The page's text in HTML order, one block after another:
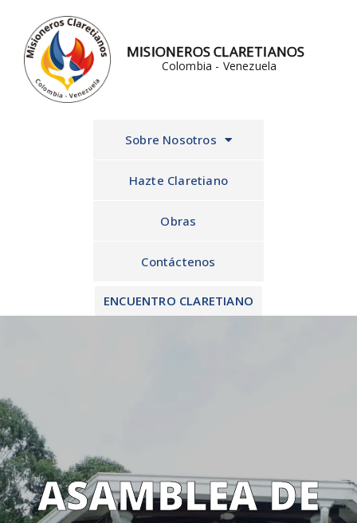
contenido
MISIONEROS CLARETIANOS
Colombia - Venezuela
Sobre Nosotros
Hazte Claretiano
Obras
Contáctenos
ENCUENTRO CLARETIANO
ASAMBLEA DE